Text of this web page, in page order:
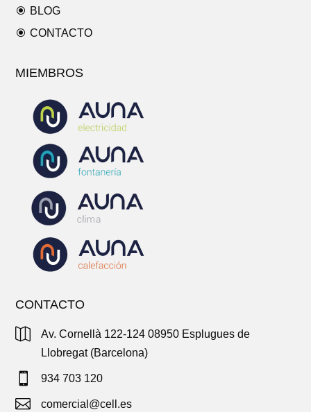
\ BLOG
\ CONTACTO
MIEMBROS
CONTACTO

Av. Cornellà 122-124 08950 Esplugues de
Llobregat (Barcelona)
 934 703 120
 comercial@cell.es